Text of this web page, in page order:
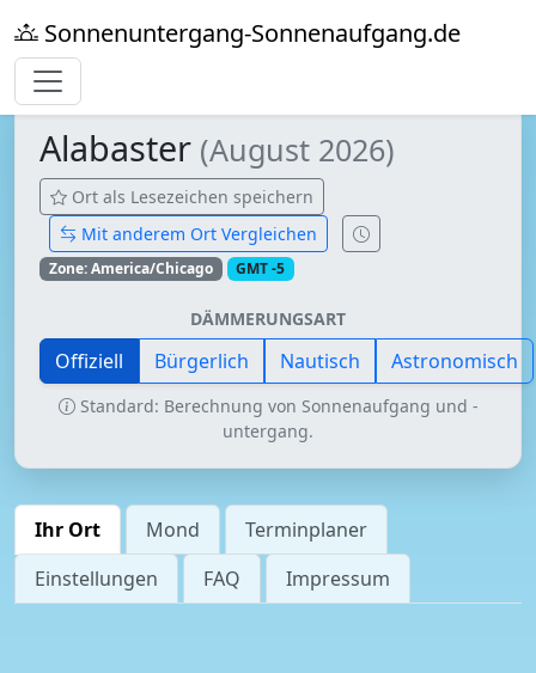
Sonnenuntergang-Sonnenaufgang.de
Alabaster (August 2026)
Ort als Lesezeichen speichern
Mit anderem Ort Vergleichen
Zone: America/Chicago GMT -5
DÄMMERUNGSART
Offiziell Bürgerlich Nautisch Astronomisch
Standard: Berechnung von Sonnenaufgang und -
untergang.
Ihr Ort Mond
Terminplaner
Einstellungen
FAQ Impressum